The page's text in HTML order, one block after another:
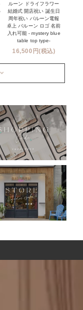
soonn -
ルーン ドライフラワー
結婚式 開店祝い 誕生日
周年祝い バルーン電報
卓上 バルーン ロゴ 名前
入れ可能 - mystery blue
table top type-
16,500円(税込)